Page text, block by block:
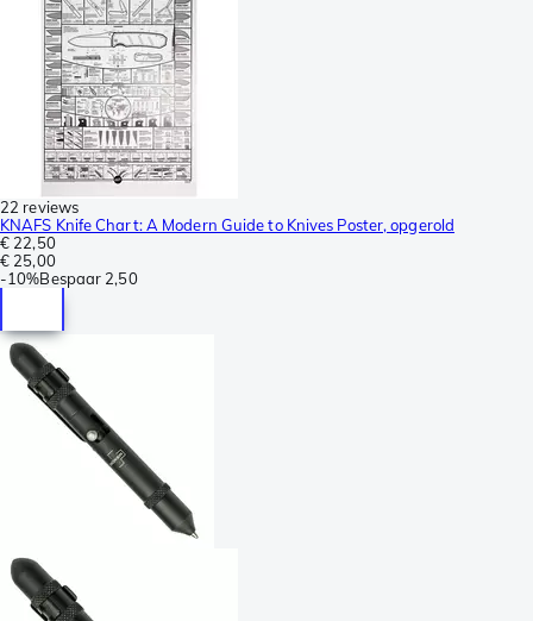
22 reviews
KNAFS Knife Chart: A Modern Guide to Knives Poster, opgerold
€ 22,50
€ 25,00
-10%Bespaar 2,50